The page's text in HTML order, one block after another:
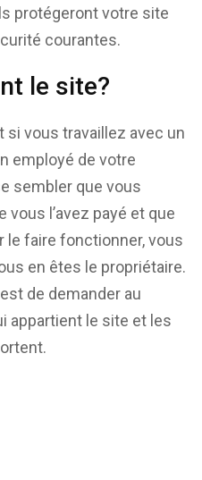
protégeront votre site
courantes.
le site?
vous travaillez avec un
employé de votre
sembler que vous
l’avez payé et que
le faire fonctionner, vous
en êtes le propriétaire.
de demander au
appartient le site et les